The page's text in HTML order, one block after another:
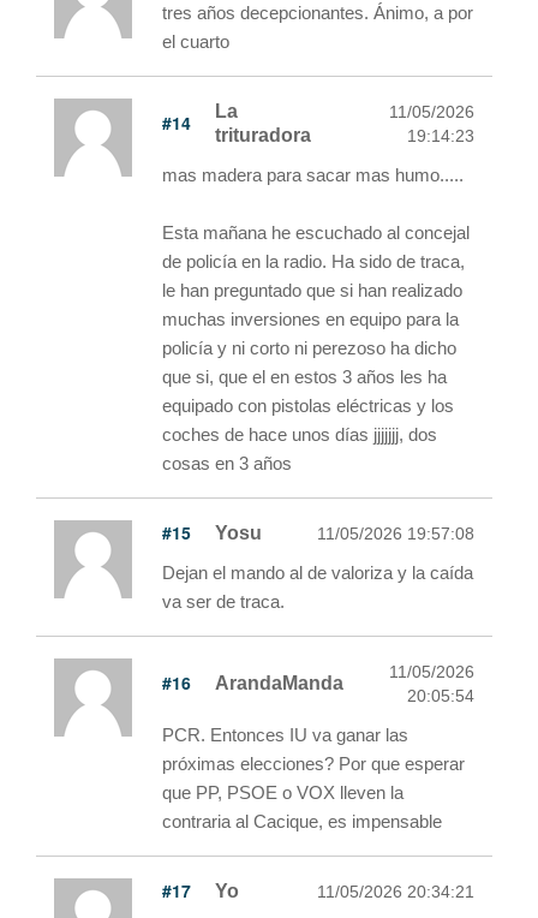
tres años decepcionantes. Ánimo, a por
el cuarto
#14
La
trituradora
11/05/2026
19:14:23
mas madera para sacar mas humo.....
Esta mañana he escuchado al concejal
de policía en la radio. Ha sido de traca,
le han preguntado que si han realizado
muchas inversiones en equipo para la
policía y ni corto ni perezoso ha dicho
que si, que el en estos 3 años les ha
equipado con pistolas eléctricas y los
coches de hace unos días jjjjjjj, dos
cosas en 3 años
#15 Yosu 11/05/2026 19:57:08
Dejan el mando al de valoriza y la caída
va ser de traca.
#16 ArandaManda
11/05/2026
20:05:54
PCR. Entonces IU va ganar las
próximas elecciones? Por que esperar
que PP, PSOE o VOX lleven la
contraria al Cacique, es impensable
#17 Yo 11/05/2026 20:34:21